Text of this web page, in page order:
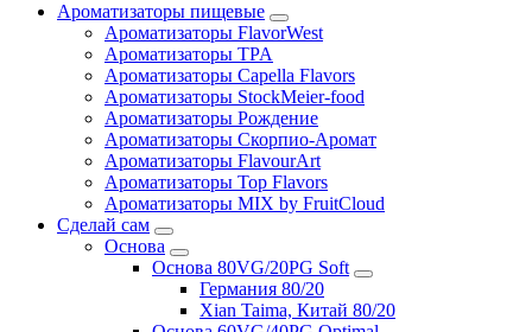
Ароматизаторы пищевые
Ароматизаторы FlavorWest
Ароматизаторы TPA
Ароматизаторы Capella Flavors
Ароматизаторы StockMeier-food
Ароматизаторы Рождение
Ароматизаторы Скорпио-Аромат
Ароматизаторы FlavourArt
Ароматизаторы Top Flavors
Ароматизаторы MIX by FruitCloud
Сделай сам
Основа
Основа 80VG/20PG Soft
Германия 80/20
Xian Taima, Китай 80/20